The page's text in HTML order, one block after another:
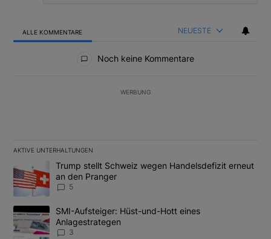
ALLE KOMMENTARE NEUESTE
Noch keine Kommentare
WERBUNG
AKTIVE UNTERHALTUNGEN
Ein Trendartikel mit dem Titel "Trump stellt Schweiz wegen
Trump stellt Schweiz wegen Handelsdefizit erneut
an den Pranger
5
Ein Trendartikel mit dem Titel "SMI-Aufsteiger: Hüst-und-Hott
SMI-Aufsteiger: Hüst-und-Hott eines
Anlagestrategen
3